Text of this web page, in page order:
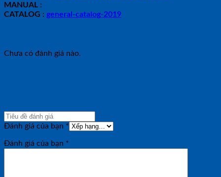
MANUAL :
CATALOG : general-catalog-2019
Chưa có đánh giá nào.
Đánh giá của bạn *
Đánh giá của bạn *